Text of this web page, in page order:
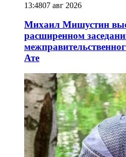
13:4807 авг 2026
Михаил Мишустин
расширенном
Ате